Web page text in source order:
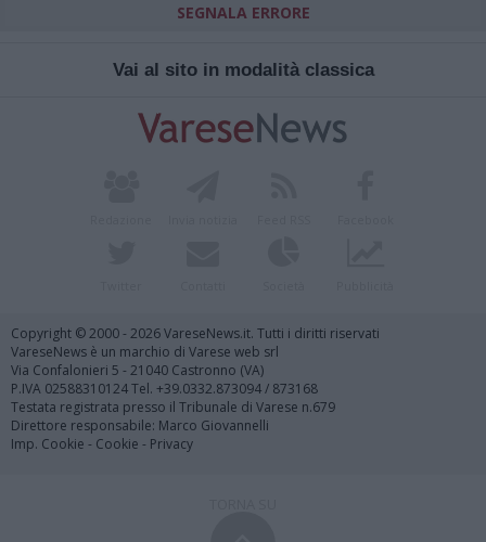
SEGNALA ERRORE
Vai al sito in modalità classica
Copyright © 2000 - 2026 VareseNews.it. Tutti i diritti riservati
VareseNews è un marchio di Varese web srl
Via Confalonieri 5 - 21040 Castronno (VA)
P.IVA 02588310124 Tel. +39.0332.873094 / 873168
Testata registrata presso il Tribunale di Varese n.679
Direttore responsabile: Marco Giovannelli
Imp. Cookie - Cookie - Privacy